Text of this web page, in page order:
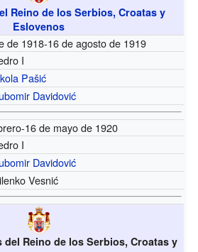
Reino de los Serbios, Croatas y
Eslovenos
de 1918-16 de agosto de 1919
I
Pašić
Davidović
16 de mayo de 1920
I
Davidović
Vesnić
del Reino de los Serbios, Croatas y